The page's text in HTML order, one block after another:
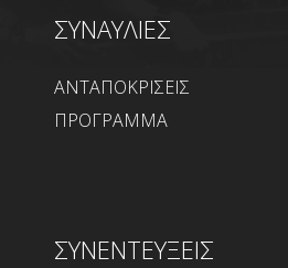
ΣΥΝΑΥΛΙΕΣ
ΑΝΤΑΠΟΚΡΙΣΕΙΣ
ΠΡΟΓΡΑΜΜΑ
ΣΥΝΕΝΤΕΥΞΕΙΣ